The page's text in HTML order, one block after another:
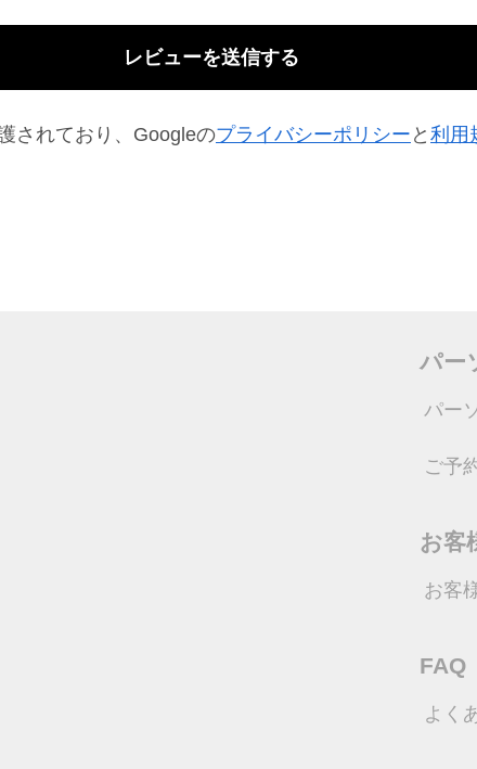
されており、Googleのプライバシーポリシー と 利用
パー
パー
ご予
お客
お客
FAQ
よく